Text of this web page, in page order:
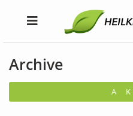
Archive
A K